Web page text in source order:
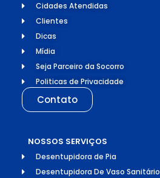
Cidades Atendidas
Clientes
Dicas
Mídia
Seja Parceiro da Socorro
Politicas de Privacidade
Contato
NOSSOS SERVIÇOS
Desentupidora de Pia
Desentupidora De Vaso Sanitário